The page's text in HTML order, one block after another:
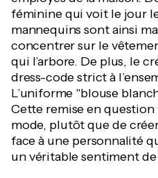
féminine qui voit le jour
mannequins sont ainsi
concentrer sur le
qui l’arbore. De plus, le
dress-code strict à
L’uniforme "blouse
Cette remise en
mode, plutôt que de
face à une personnalité
un véritable sentiment